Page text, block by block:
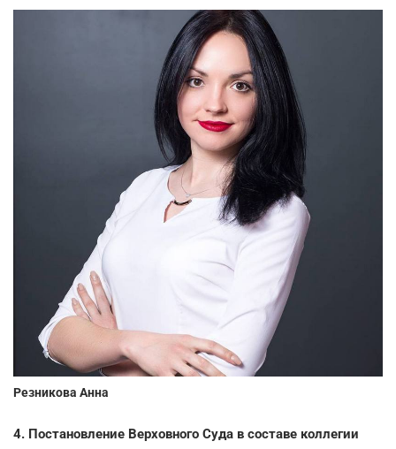
Резникова Анна
4. Постановление Верховного Суда в составе коллегии